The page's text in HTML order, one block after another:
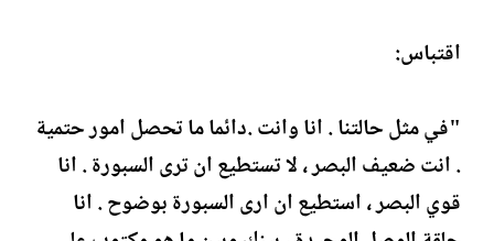
اقتباس:
"في مثل حالتنا . انا وانت .دائما ما تحصل امور حتمية
. انت ضعيف البصر ، لا تستطيع ان ترى السبورة . انا
قوي البصر ، استطيع ان ارى السبورة بوضوح . انا